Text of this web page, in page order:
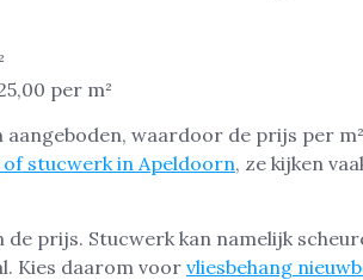
per m²
waardoor de prijs per
of stucwerk in Apeldoorn, ze kijken
prijs. Stucwerk kan namelijk
Kies daarom voor vliesbehang